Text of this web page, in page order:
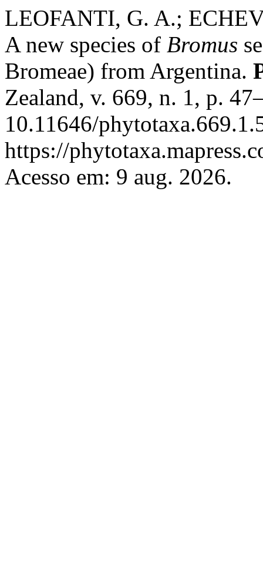
LEOFANTI, G. A.;
A new species of Bromus
Bromeae) from Argentina.
Zealand, v. 669, n. 1, p.
10.11646/
https://
Acesso em: 9 aug. 2026.